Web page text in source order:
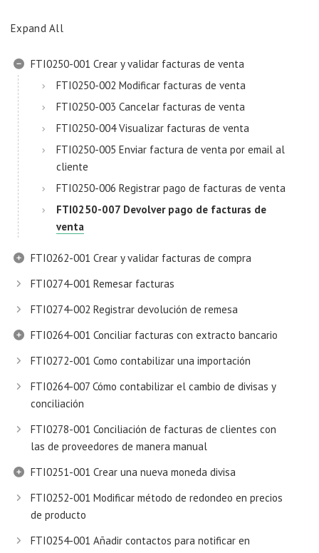
Expand All
FTI0250-001 Crear y validar facturas de venta
FTI0250-002 Modificar facturas de venta
FTI0250-003 Cancelar facturas de venta
FTI0250-004 Visualizar facturas de venta
FTI0250-005 Enviar factura de venta por email al
cliente
FTI0250-006 Registrar pago de facturas de venta
FTI0250-007 Devolver pago de facturas de
venta
FTI0262-001 Crear y validar facturas de compra
FTI0274-001 Remesar facturas
FTI0274-002 Registrar devolución de remesa
FTI0264-001 Conciliar facturas con extracto bancario
FTI0272-001 Como contabilizar una importación
FTI0264-007 Cómo contabilizar el cambio de divisas y
conciliación
FTI0278-001 Conciliación de facturas de clientes con
las de proveedores de manera manual
FTI0251-001 Crear una nueva moneda divisa
FTI0252-001 Modificar método de redondeo en precios
de producto
FTI0254-001 Añadir contactos para notificar en